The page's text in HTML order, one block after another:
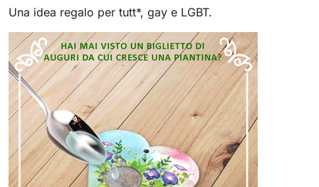
Una idea regalo per tutt*, gay e LGBT.